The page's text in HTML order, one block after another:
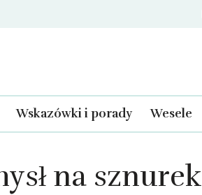
Wskazówki i porady Wesele
na sznurek